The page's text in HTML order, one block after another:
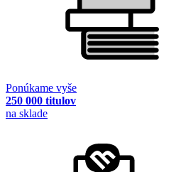
Ponúkame vyše
250 000 titulov
na sklade